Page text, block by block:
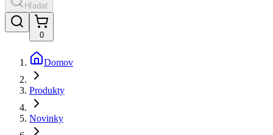
Hľadať
0
Domov
Produkty
Novinky